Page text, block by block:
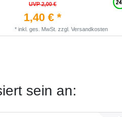
UVP 2,00 €
1,40 € *
* inkl. ges. MwSt. zzgl. Versandkosten
sein an: